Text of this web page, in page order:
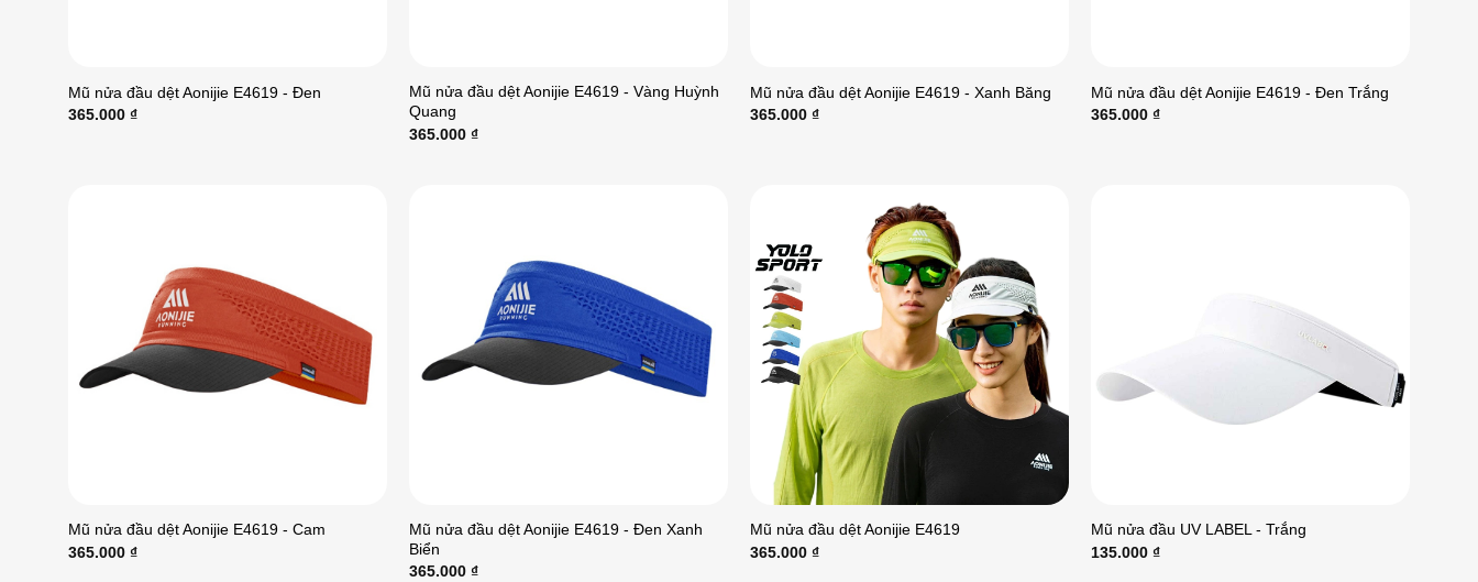
Mũ nửa đầu dệt Aonijie E4619 - Đen
365.000 ₫
Mũ nửa đầu dệt Aonijie E4619 - Vàng Huỳnh
Quang
365.000 ₫
Mũ nửa đầu dệt Aonijie E4619 - Xanh Băng
365.000 ₫
Mũ nửa đầu dệt Aonijie E4619 - Đen Trắng
365.000 ₫
Mũ nửa đầu dệt Aonijie E4619 - Cam
365.000 ₫
Mũ nửa đầu dệt Aonijie E4619 - Đen Xanh
Biển
365.000 ₫
Mũ nửa đầu dệt Aonijie E4619
365.000 ₫
Mũ nửa đầu UV LABEL - Trắng
135.000 ₫